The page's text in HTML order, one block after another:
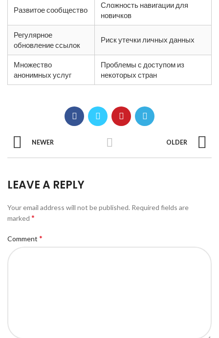
Развитое сообщество
Сложность навигации для
новичков
Регулярное
обновление ссылок
Риск утечки личных данных
Множество
анонимных услуг
Проблемы с доступом из
некоторых стран
NEWER OLDER
LEAVE A REPLY
Your email address will not be published. Required fields are
marked *
Comment *